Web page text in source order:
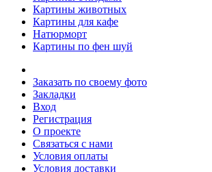
Картины животных
Картины для кафе
Натюрморт
Картины по фен шуй
Заказать по своему фото
Закладки
Вход
Регистрация
О проекте
Связаться с нами
Условия оплаты
Условия доставки